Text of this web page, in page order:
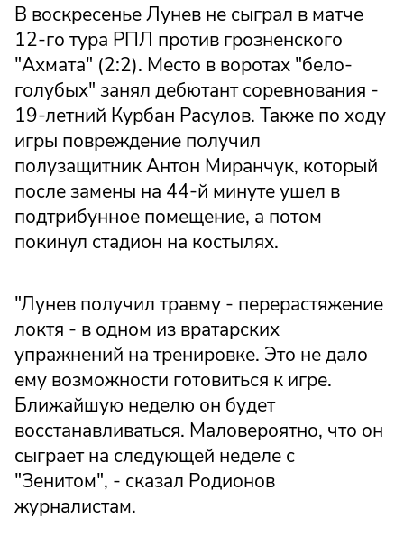
В воскресенье Лунев не сыграл в матче
12-го тура РПЛ против грозненского
"Ахмата" (2:2). Место в воротах "бело-
голубых" занял дебютант соревнования -
19-летний Курбан Расулов. Также по ходу
игры повреждение получил
полузащитник Антон Миранчук, который
после замены на 44-й минуте ушел в
подтрибунное помещение, а потом
покинул стадион на костылях.
"Лунев получил травму - перерастяжение
локтя - в одном из вратарских
упражнений на тренировке. Это не дало
ему возможности готовиться к игре.
Ближайшую неделю он будет
восстанавливаться. Маловероятно, что он
сыграет на следующей неделе с
"Зенитом", - сказал Родионов
журналистам.